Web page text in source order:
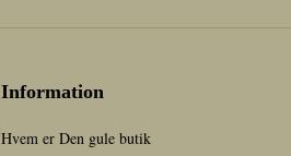
Information
Hvem er Den gule butik